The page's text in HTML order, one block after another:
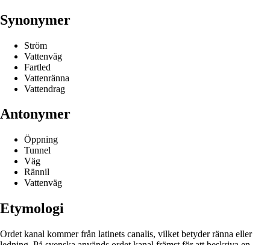
Synonymer
Ström
Vattenväg
Fartled
Vattenränna
Vattendrag
Antonymer
Öppning
Tunnel
Väg
Rännil
Vattenväg
Etymologi
Ordet kanal kommer från latinets canalis, vilket betyder ränna eller